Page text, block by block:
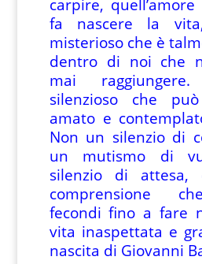
carpire,
fa nascere la vita,
misterioso che è
dentro di noi che
mai raggiungere.
silenzioso che
amato e
Non un silenzio di
un mutismo di
silenzio di attesa,
comprensione
fecondi fino a fare
vita inaspettata e
nascita di Giovanni